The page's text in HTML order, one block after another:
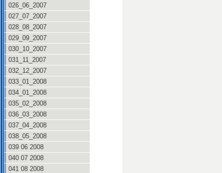
026_06_2007
027_07_2007
028_08_2007
029_09_2007
030_10_2007
031_11_2007
032_12_2007
033_01_2008
034_01_2008
035_02_2008
036_03_2008
037_04_2008
038_05_2008
039 06 2008
040 07 2008
041 08 2008